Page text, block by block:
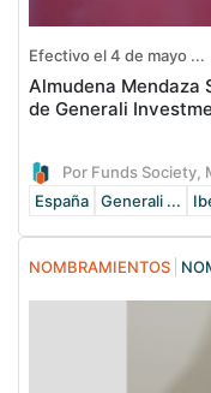
Efectivo el 4 de mayo ...
Almudena Mendaza
de Generali
Por Funds Society,
España
Generali ...
NOMBRAMIENTOS